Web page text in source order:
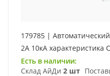
179785 |
2А 10кА характеристика
Есть в наличии:
Склад АйДи 2 шт